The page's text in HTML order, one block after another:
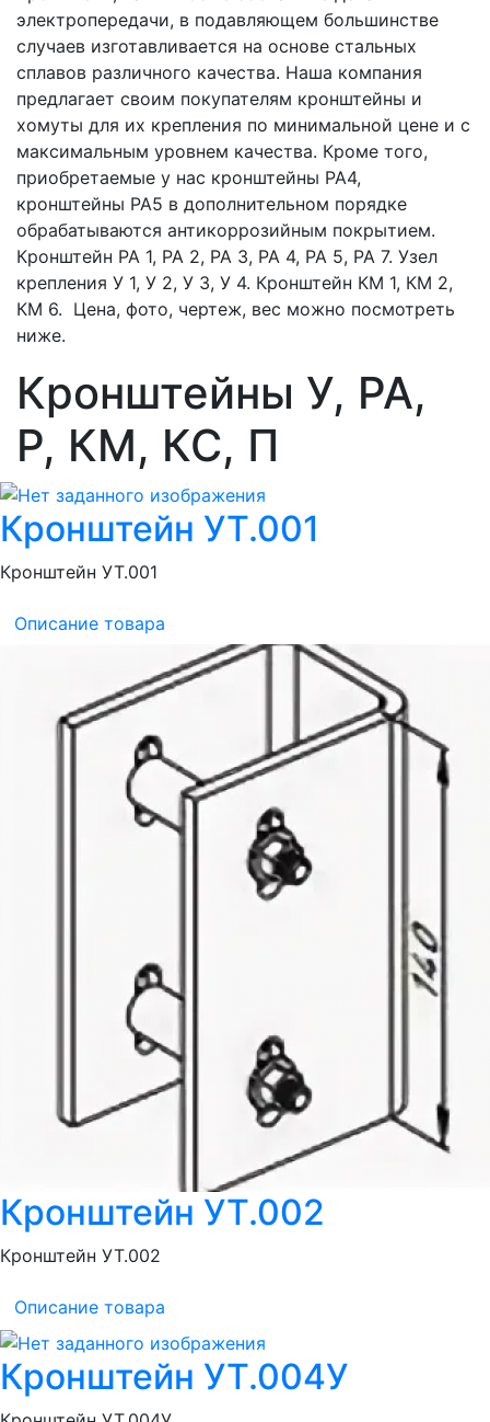
электропередачи, в подавляющем большинстве
случаев изготавливается на основе стальных
сплавов различного качества. Наша компания
предлагает своим покупателям кронштейны и
хомуты для их крепления по минимальной цене и с
максимальным уровнем качества. Кроме того,
приобретаемые у нас кронштейны РА4,
кронштейны РА5 в дополнительном порядке
обрабатываются антикоррозийным покрытием.
Кронштейн РА 1, РА 2, РА 3, РА 4, РА 5, РА 7. Узел
крепления У 1, У 2, У 3, У 4. Кронштейн КМ 1, КМ 2,
КМ 6. Цена, фото, чертеж, вес можно посмотреть
ниже.
Кронштейны У, РА,
Р, КМ, КС, П
Кронштейн УТ.001
Кронштейн УТ.001
Описание товара
Кронштейн УТ.002
Кронштейн УТ.002
Описание товара
Кронштейн УТ.004У